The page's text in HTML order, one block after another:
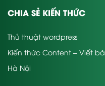
CHIA SẺ KIẾN THỨC
Thủ thuật wordpress
Kiến thức Content – Viết
Hà Nội